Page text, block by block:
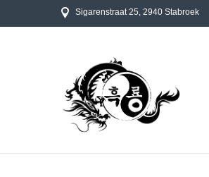
Sigarenstraat 25, 2940 Stabroek